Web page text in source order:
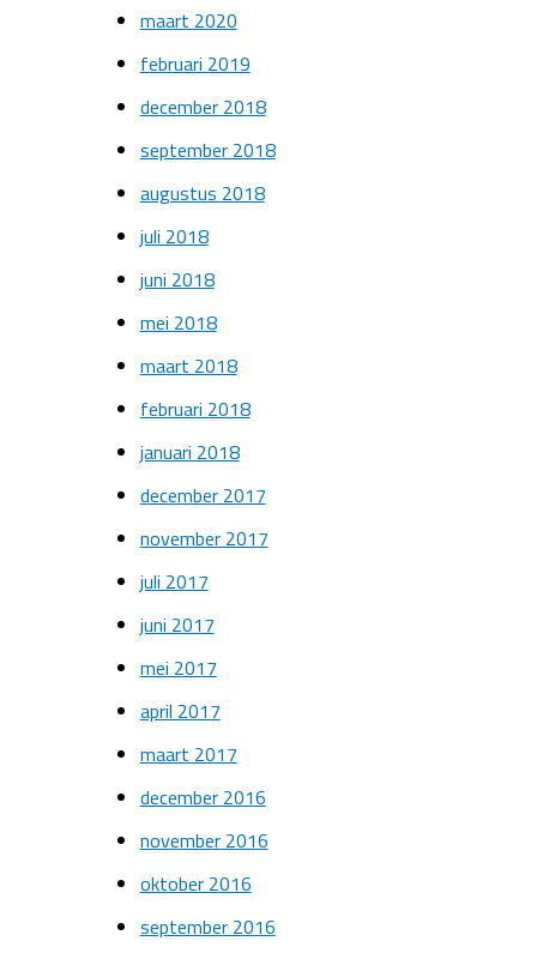
maart 2020
februari 2019
december 2018
september 2018
augustus 2018
juli 2018
juni 2018
mei 2018
maart 2018
februari 2018
januari 2018
december 2017
november 2017
juli 2017
juni 2017
mei 2017
april 2017
maart 2017
december 2016
november 2016
oktober 2016
september 2016